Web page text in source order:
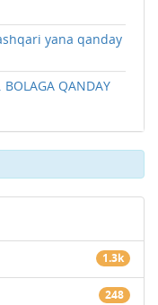
yana qanday
BOLAGA QANDAY
1.3k
248